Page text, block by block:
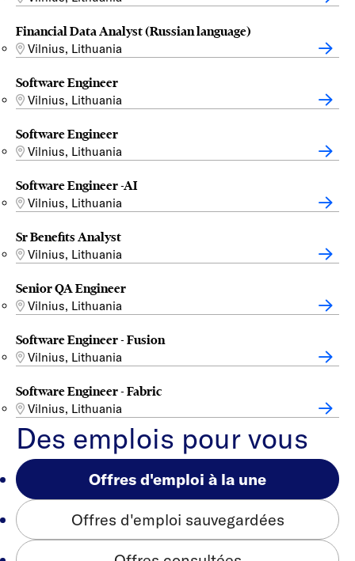
Financial Data Analyst (Russian language)
Vilnius, Lithuania
Software Engineer
Vilnius, Lithuania
Software Engineer
Vilnius, Lithuania
Software Engineer -AI
Vilnius, Lithuania
Sr Benefits Analyst
Vilnius, Lithuania
Senior QA Engineer
Vilnius, Lithuania
Software Engineer - Fusion
Vilnius, Lithuania
Software Engineer - Fabric
Vilnius, Lithuania
Des emplois pour vous
Offres d'emploi à la une
Offres d'emploi sauvegardées